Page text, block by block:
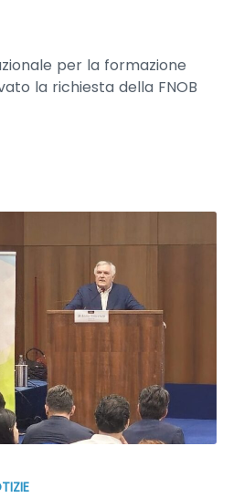
per la formazione
la richiesta della FNOB